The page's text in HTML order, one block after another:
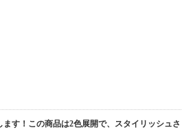
す！この商品は2色展開で、スタイリッシュ